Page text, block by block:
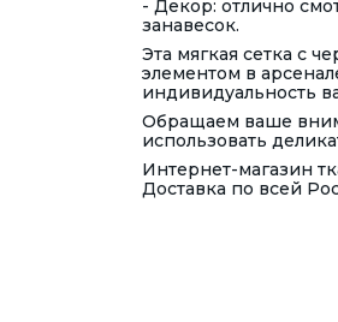
- Декор: отлично
занавесок.
Эта мягкая сетка с
элементом в
индивидуальность
Обращаем ваше
использовать
Интернет-магазин
Доставка по всей